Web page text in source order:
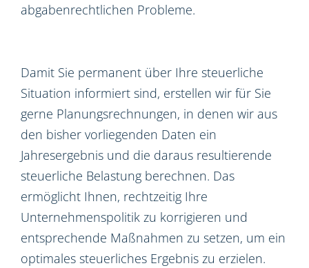
abgabenrechtlichen Probleme.
Damit Sie permanent über Ihre steuerliche
Situation informiert sind, erstellen wir für Sie
gerne Planungsrechnungen, in denen wir aus
den bisher vorliegenden Daten ein
Jahresergebnis und die daraus resultierende
steuerliche Belastung berechnen. Das
ermöglicht Ihnen, rechtzeitig Ihre
Unternehmenspolitik zu korrigieren und
entsprechende Maßnahmen zu setzen, um ein
optimales steuerliches Ergebnis zu erzielen.